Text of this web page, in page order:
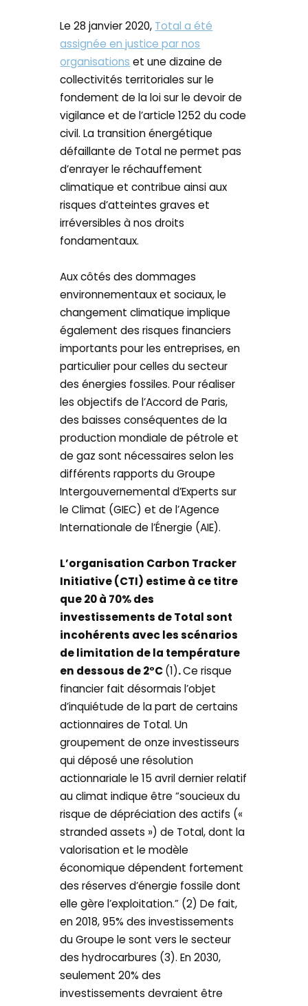
Le 28 janvier 2020, Total a été
assignée en justice par nos
organisations et une dizaine de
collectivités territoriales sur le
fondement de la loi sur le devoir de
vigilance et de l’article 1252 du code
civil. La transition énergétique
défaillante de Total ne permet pas
d’enrayer le réchauffement
climatique et contribue ainsi aux
risques d’atteintes graves et
irréversibles à nos droits
fondamentaux.
Aux côtés des dommages
environnementaux et sociaux, le
changement climatique implique
également des risques financiers
importants pour les entreprises, en
particulier pour celles du secteur
des énergies fossiles. Pour réaliser
les objectifs de l’Accord de Paris,
des baisses conséquentes de la
production mondiale de pétrole et
de gaz sont nécessaires selon les
différents rapports du Groupe
Intergouvernemental d’Experts sur
le Climat (GIEC) et de l’Agence
Internationale de l’Énergie (AIE).
L’organisation Carbon Tracker
Initiative (CTI) estime à ce titre
que 20 à 70% des
investissements de Total sont
incohérents avec les scénarios
de limitation de la température
en dessous de 2°C(1).Ce risque
financier fait désormais l’objet
d’inquiétude de la part de certains
actionnaires de Total. Un
groupement de onze investisseurs
qui déposé une résolution
actionnariale le 15 avril dernier relatif
au climat indique être “soucieux du
risque de dépréciation des actifs («
stranded assets ») de Total, dont la
valorisation et le modèle
économique dépendent fortement
des réserves d’énergie fossile dont
elle gère l’exploitation.” (2) De fait,
en 2018, 95% des investissements
du Groupe le sont vers le secteur
des hydrocarbures (3). En 2030,
seulement 20% des
investissements devraient être